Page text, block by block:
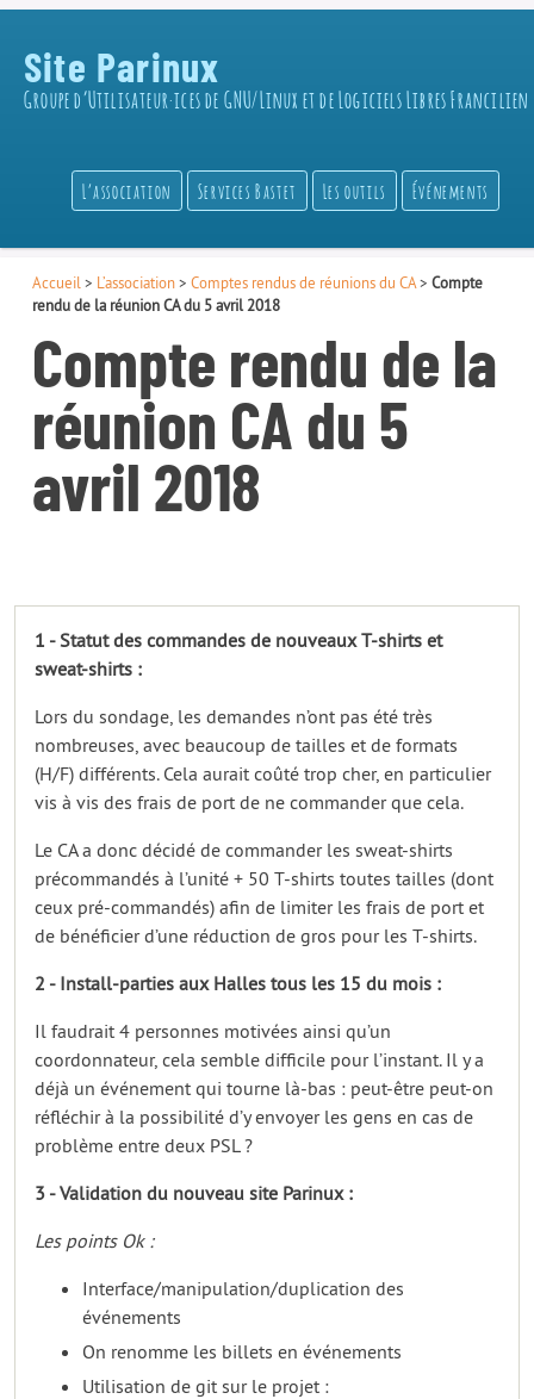
Site Parinux
Groupe d’Utilisateur·ices de GNU/Linux et de Logiciels Libres Francilien
L’association Services Bastet Les outils Événements
Accueil > L’association> Comptes rendus de réunions du CA> Compte
rendu de la réunion CA du 5 avril 2018
Compte rendu de la
réunion CA du 5
avril 2018
1 - Statut des commandes de nouveaux T-shirts et
sweat-shirts :
Lors du sondage, les demandes n’ont pas été très
nombreuses, avec beaucoup de tailles et de formats
(H/F) différents. Cela aurait coûté trop cher, en particulier
vis à vis des frais de port de ne commander que cela.
Le CA a donc décidé de commander les sweat-shirts
précommandés à l’unité + 50 T-shirts toutes tailles (dont
ceux pré-commandés) afin de limiter les frais de port et
de bénéficier d’une réduction de gros pour les T-shirts.
2 - Install-parties aux Halles tous les 15 du mois :
Il faudrait 4 personnes motivées ainsi qu’un
coordonnateur, cela semble difficile pour l’instant. Il y a
déjà un événement qui tourne là-bas : peut-être peut-on
réfléchir à la possibilité d’y envoyer les gens en cas de
problème entre deux PSL ?
3 - Validation du nouveau site Parinux :
Les points Ok :
Interface/manipulation/duplication des
événements
On renomme les billets en événements
Utilisation de git sur le projet :